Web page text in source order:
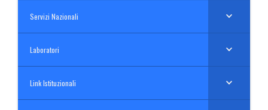
Servizi Nazionali
Laboratori
Link Istituzionali